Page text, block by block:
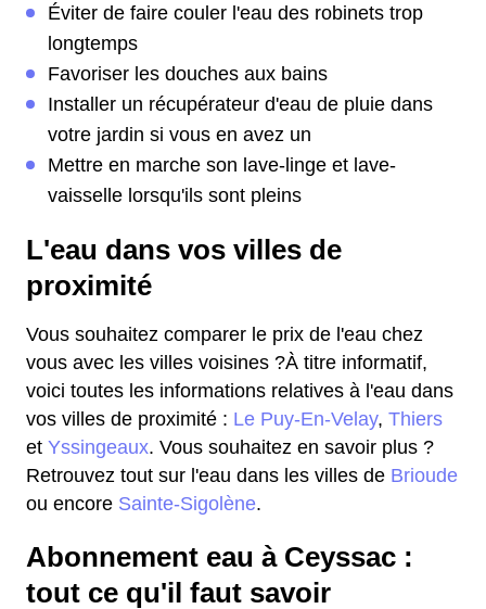
Éviter de faire couler l'eau des robinets trop
longtemps
Favoriser les douches aux bains
Installer un récupérateur d'eau de pluie dans
votre jardin si vous en avez un
Mettre en marche son lave-linge et lave-
vaisselle lorsqu'ils sont pleins
L'eau dans vos villes de
proximité
Vous souhaitez comparer le prix de l'eau chez
vous avec les villes voisines ?À titre informatif,
voici toutes les informations relatives à l'eau dans
vos villes de proximité : Le Puy-En-Velay, Thiers
et Yssingeaux. Vous souhaitez en savoir plus ?
Retrouvez tout sur l'eau dans les villes de Brioude
ou encore Sainte-Sigolène.
Abonnement eau à Ceyssac :
tout ce qu'il faut savoir